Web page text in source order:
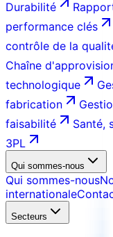
Durabilité
performance clés
contrôle de la
Chaîne
technologique
fabrication
faisabilité
Santé,
3PL
Qui sommes-nous
Qui sommes-nous
internationale
Secteurs